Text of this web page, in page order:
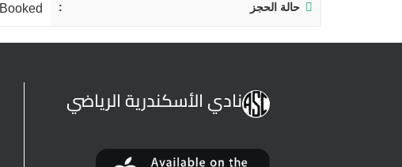
حالة الحجز Booked
نادي الأسكندرية الرياضي